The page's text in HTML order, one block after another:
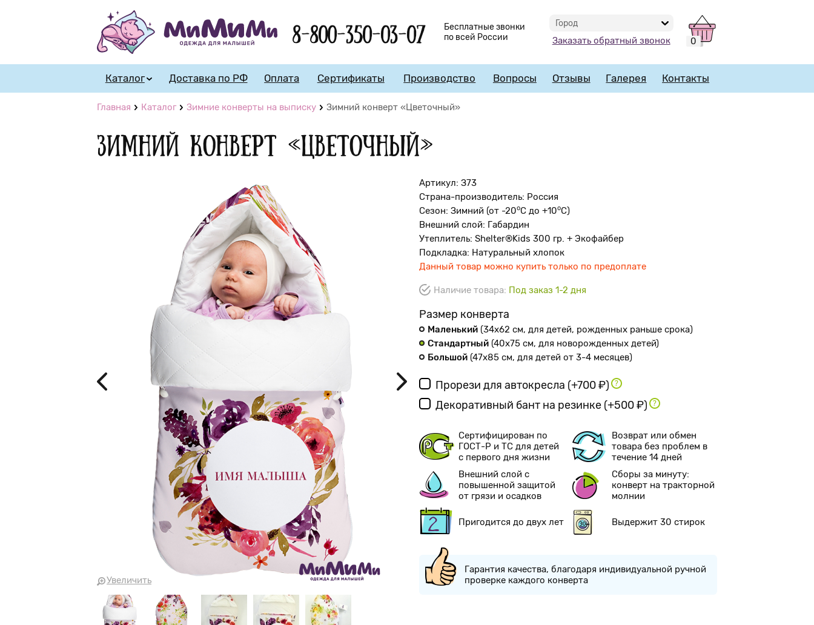
8-800-350-03-07
Бесплатные звонки
по всей России
Город
Заказать обратный звонок 0
Каталог Доставка по РФ Оплата Сертификаты Производство Вопросы Отзывы Галерея Контакты
Главная Каталог Зимние конверты на выписку Зимний конверт «Цветочный»
Зимний конверт «Цветочный»
Увеличить
Артикул: З73
Страна-производитель: Россия
Сезон: Зимний (от -20оС до +10oС)
Внешний слой: Габардин
Утеплитель: Shelter®Kids 300 гр. + Экофайбер
Подкладка: Натуральный хлопок
Данный товар можно купить только по предоплате
Наличие товара: Под заказ 1-2 дня
Размер конверта
Маленький (34х62 см, для детей, рожденных раньше срока)
Стандартный (40х75 см, для новорожденных детей)
Большой (47х85 см, для детей от 3-4 месяцев)
Прорези для автокресла (+700 ₽)
Декоративный бант на резинке (+500 ₽)
Сертифицирован по
ГОСТ-Р и ТС для детей
с первого дня жизни
Возврат или обмен
товара без проблем в
течение 14 дней
Внешний слой с
повышенной защитой
от грязи и осадков
Сборы за минуту:
конверт на тракторной
молнии
Пригодится до двух лет Выдержит 30 стирок
Гарантия качества, благодаря индивидуальной ручной
проверке каждого конверта